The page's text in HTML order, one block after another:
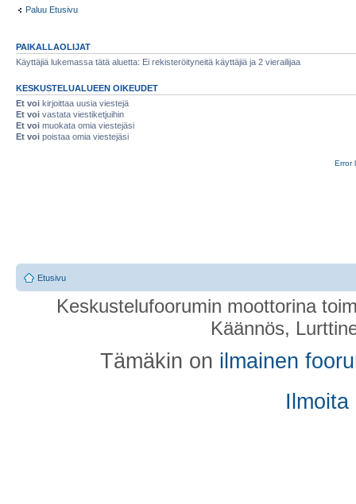
Paluu Etusivu
PAIKALLAOLIJAT
Käyttäjiä lukemassa tätä aluetta: Ei rekisteröityneitä käyttäjiä ja 2 vierailijaa
KESKUSTELUALUEEN OIKEUDET
Et voi kirjoittaa uusia viestejä
Et voi vastata viestiketjuihin
Et voi muokata omia viestejäsi
Et voi poistaa omia viestejäsi
Error
Etusivu
Keskustelufoorumin moottorina
Käännös,
Tämäkin on ilmainen